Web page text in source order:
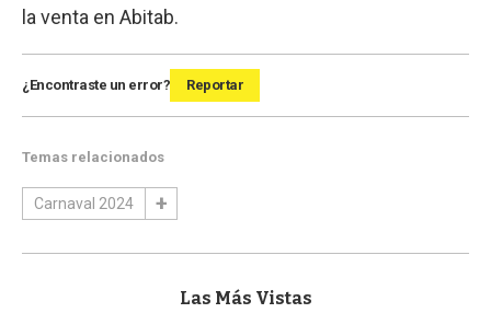
la venta en Abitab.
¿Encontraste un error? Reportar
Temas relacionados
Carnaval 2024
Las Más Vistas